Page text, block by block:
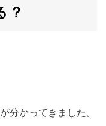
？
分かってきました。